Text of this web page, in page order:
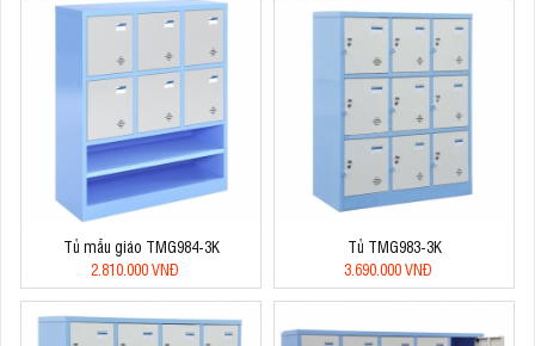
Tủ mẫu giáo TMG984-3K
2.810.000 VNĐ
Tủ TMG983-3K
3.690.000 VNĐ